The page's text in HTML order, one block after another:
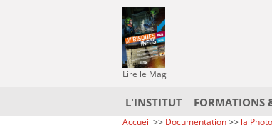
Lire le Mag
L'INSTITUT FORMATIONS
Accueil >> Documentation>> la